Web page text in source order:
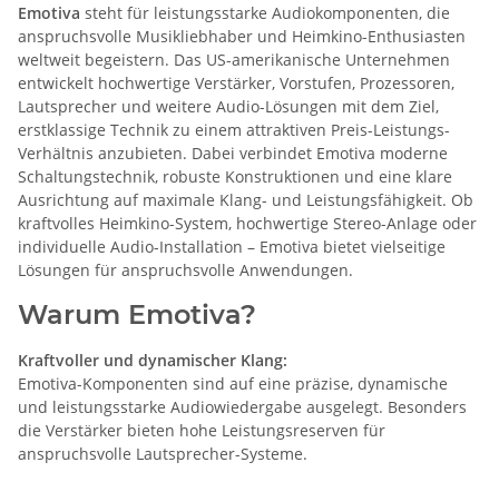
Emotiva steht für leistungsstarke Audiokomponenten, die
anspruchsvolle Musikliebhaber und Heimkino-Enthusiasten
weltweit begeistern. Das US-amerikanische Unternehmen
entwickelt hochwertige Verstärker, Vorstufen, Prozessoren,
Lautsprecher und weitere Audio-Lösungen mit dem Ziel,
erstklassige Technik zu einem attraktiven Preis-Leistungs-
Verhältnis anzubieten. Dabei verbindet Emotiva moderne
Schaltungstechnik, robuste Konstruktionen und eine klare
Ausrichtung auf maximale Klang- und Leistungsfähigkeit. Ob
kraftvolles Heimkino-System, hochwertige Stereo-Anlage oder
individuelle Audio-Installation – Emotiva bietet vielseitige
Lösungen für anspruchsvolle Anwendungen.
Warum Emotiva?
Kraftvoller und dynamischer Klang:
Emotiva-Komponenten sind auf eine präzise, dynamische
und leistungsstarke Audiowiedergabe ausgelegt. Besonders
die Verstärker bieten hohe Leistungsreserven für
anspruchsvolle Lautsprecher-Systeme.